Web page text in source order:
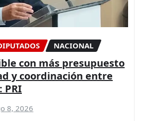
NACIONAL
con más presupuesto
y coordinación entre
PRI
8, 2026